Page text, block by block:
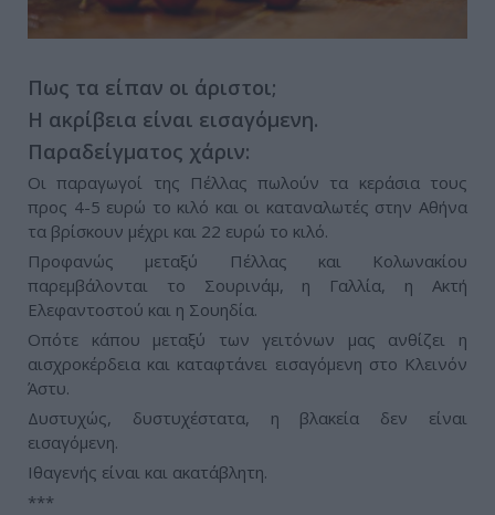
Πως τα είπαν οι άριστοι;
Η ακρίβεια είναι εισαγόμενη.
Παραδείγματος χάριν:
Οι παραγωγοί της Πέλλας πωλούν τα κεράσια τους
προς 4-5 ευρώ το κιλό και οι καταναλωτές στην Αθήνα
τα βρίσκουν μέχρι και 22 ευρώ το κιλό.
Προφανώς μεταξύ Πέλλας και Κολωνακίου
παρεμβάλονται το Σουρινάμ, η Γαλλία, η Ακτή
Ελεφαντοστού και η Σουηδία.
Οπότε κάπου μεταξύ των γειτόνων μας ανθίζει η
αισχροκέρδεια και καταφτάνει εισαγόμενη στο Κλεινόν
Άστυ.
Δυστυχώς, δυστυχέστατα, η βλακεία δεν είναι
εισαγόμενη.
Ιθαγενής είναι και ακατάβλητη.
***